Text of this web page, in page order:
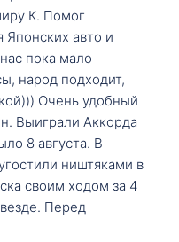
К. Помог
Японских авто и
пока мало
народ подходит,
Очень удобный
Выиграли Аккорда
8 августа. В
ништяками в
своим ходом за 4
Перед